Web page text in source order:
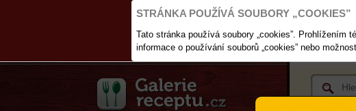
STRÁNKA POUŽÍVÁ SOUBORY „COOKIES”
Tato stránka používá soubory „cookies”.
informace o používání souborů „cookies” nebo